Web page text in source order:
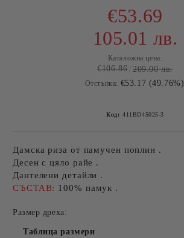
€53.69
105.01 лв.
Каталожна цена:
€106.86 209.00 лв.
Отстъпка: €53.17 (49.76%)
Код: 411BD45025-3
Дамска риза от памучен поплин .
Десен с цяло райе .
Дантелени детайли .
СЪСТАВ: 100% памук .
Размер дреха:
Таблица размери